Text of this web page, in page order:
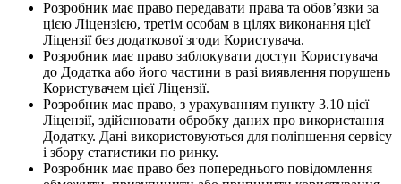
Розробник має право передавати права та обов’язки за
цією Ліцензією, третім особам в цілях виконання цієї
Ліцензії без додаткової згоди Користувача.
Розробник має право заблокувати доступ Користувача
до Додатка або його частини в разі виявлення порушень
Користувачем цієї Ліцензії.
Розробник має право, з урахуванням пункту 3.10 цієї
Ліцензії, здійснювати обробку даних про використання
Додатку. Дані використовуються для поліпшення сервісу
і збору статистики по ринку.
Розробник має право без попереднього повідомлення